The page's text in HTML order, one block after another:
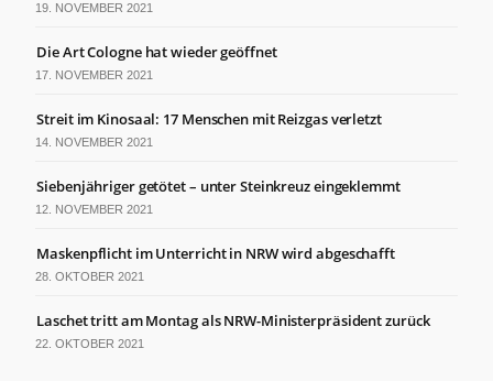
19. NOVEMBER 2021
Die Art Cologne hat wieder geöffnet
17. NOVEMBER 2021
Streit im Kinosaal: 17 Menschen mit Reizgas verletzt
14. NOVEMBER 2021
Siebenjähriger getötet – unter Steinkreuz eingeklemmt
12. NOVEMBER 2021
Maskenpflicht im Unterricht in NRW wird abgeschafft
28. OKTOBER 2021
Laschet tritt am Montag als NRW-Ministerpräsident zurück
22. OKTOBER 2021